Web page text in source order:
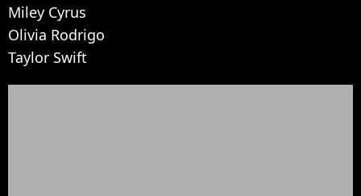
Miley Cyrus
Olivia Rodrigo
Taylor Swift